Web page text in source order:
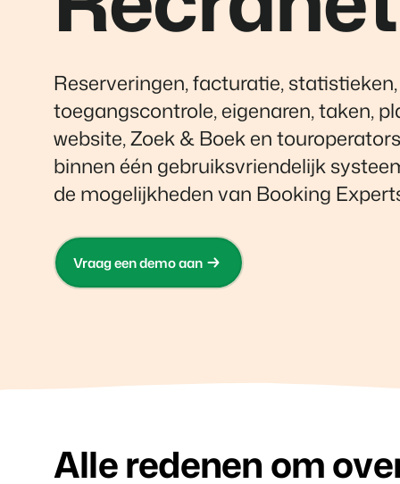
Contact sales Demo aanvragen
nieuwbouwprojecten.
Vakantieboerderijen,
appartementen en
boetiekhotels
Contact sales Demo aanvragen
gebruikers.
Contact sales Demo aanvragen
Reserveringen, facturatie, statistieken,
toegangscontrole, eigenaren, taken,
website, Zoek & Boek en
binnen één gebruiksvriendelijk
de mogelijkheden van Booking
Vraag een demo aan
Alle redenen om